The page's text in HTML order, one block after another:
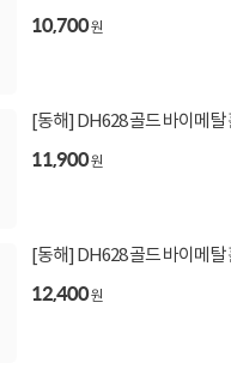
10,700원
[동해] DH628 골드 바이메탈
11,900원
[동해] DH628 골드 바이메탈
12,400원